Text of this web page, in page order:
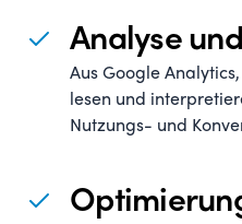
Analyse
Aus Google
lesen und
Nutzungs- und